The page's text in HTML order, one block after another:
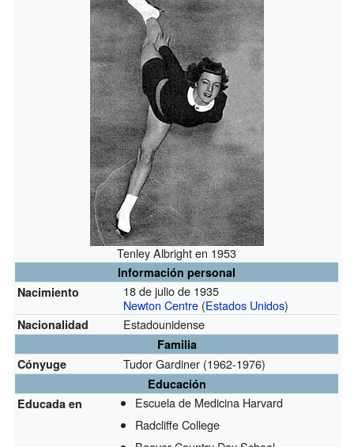
Tenley Albright en 1953
Información personal
Nacimiento
18 de julio de 1935
Newton Centre (Estados Unidos)
Nacionalidad Estadounidense
Familia
Cónyuge
Tudor Gardiner (1962-1976)
Educación
Educada en
Escuela de Medicina Harvard
Radcliffe College